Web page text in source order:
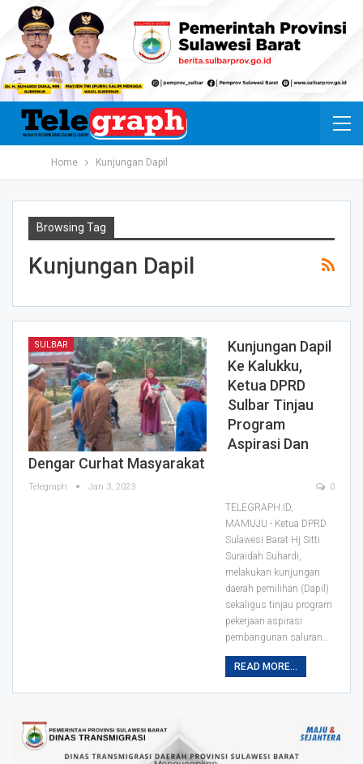
Home Kunjungan Dapil
Browsing Tag
Kunjungan Dapil
SULBAR
Kunjungan Dapil
Ke Kalukku,
Ketua DPRD
Sulbar Tinjau
Program
Aspirasi Dan
Dengar Curhat Masyarakat
Telegraph Jan 3, 2023 0
TELEGRAPH.ID,
MAMUJU - Ketua DPRD
Sulawesi Barat Hj Sitti
Suraidah Suhardi,
melakukan kunjungan
daerah pemilihan (Dapil)
sekaligus tinjau program
pekerjaan aspirasi
pembangunan saluran…
READ MORE...